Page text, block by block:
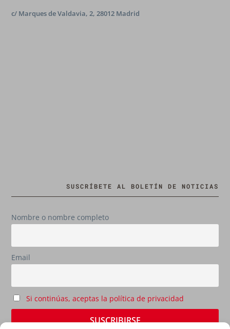
c/ Marques de Valdavia, 2, 28012 Madrid
SUSCRÍBETE AL BOLETÍN DE NOTICIAS
Nombre o nombre completo
Email
Si continúas, aceptas la política de privacidad